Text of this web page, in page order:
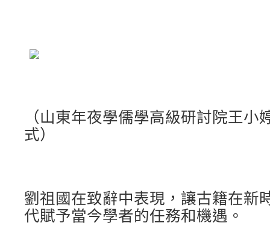
（山東年夜學儒學高級研討院王小
式）
劉祖國在致辭中表現，讓古籍在新
代賦予當今學者的任務和機遇。